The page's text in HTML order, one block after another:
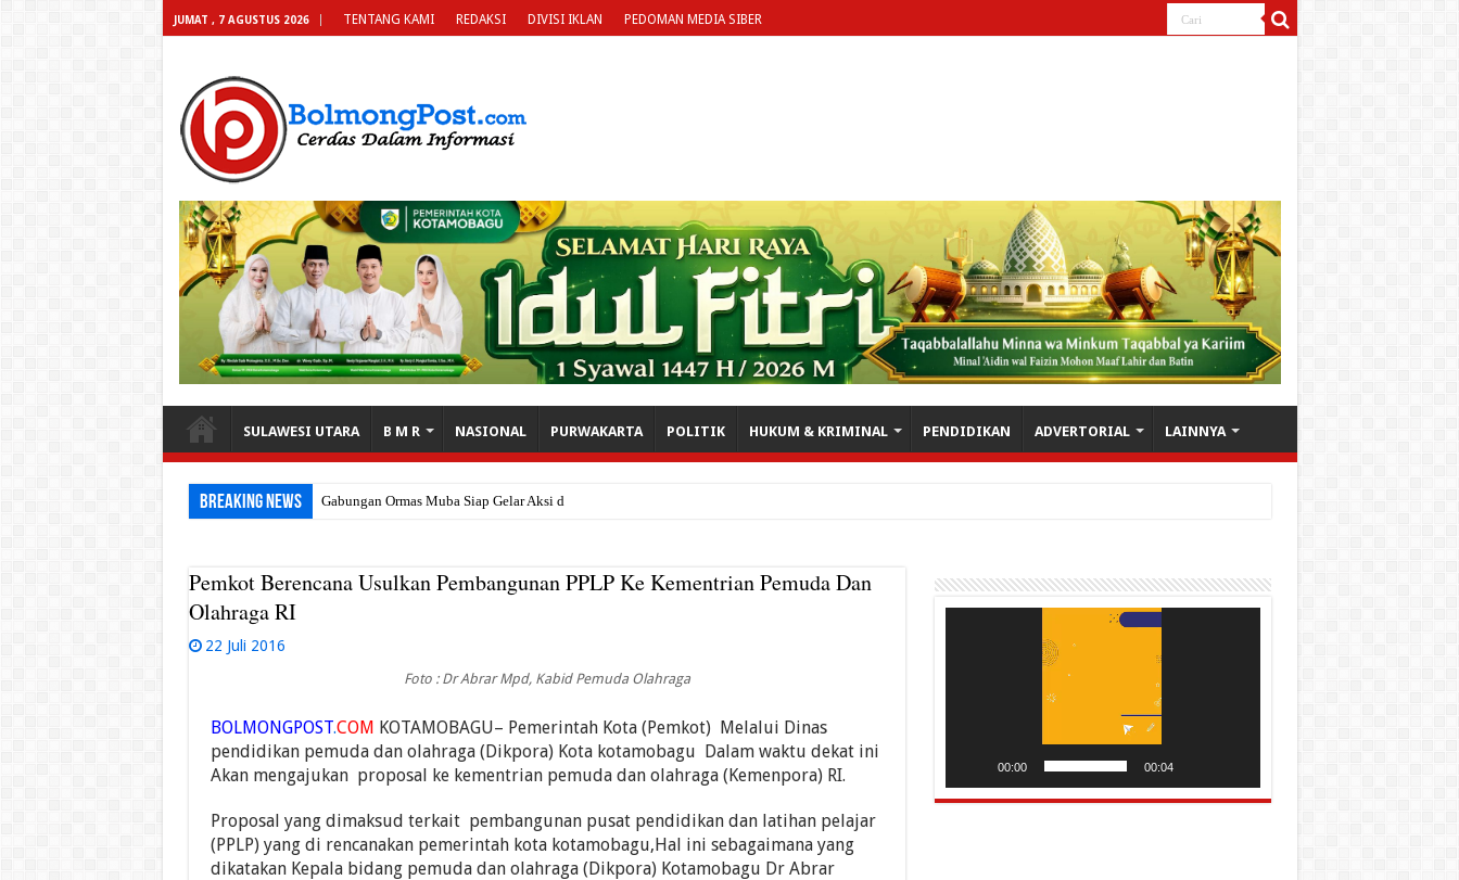
JUMAT , 7 AGUSTUS 2026 TENTANG KAMI REDAKSI DIVISI IKLAN PEDOMAN MEDIA SIBER
SULAWESI UTARA B M R NASIONAL PURWAKARTA POLITIK HUKUM & KRIMINAL PENDIDIKAN ADVERTORIAL LAINNYA
Breaking News Gabungan Ormas Muba Siap Gelar Aksi di Kantor Pemkab, Soroti
Pemkot Berencana Usulkan Pembangunan PPLP Ke Kementrian Pemuda Dan
Olahraga RI
22 Juli 2016
Foto : Dr Abrar Mpd, Kabid Pemuda Olahraga
BOLMONGPOST.COM KOTAMOBAGU– Pemerintah Kota (Pemkot) Melalui Dinas
pendidikan pemuda dan olahraga (Dikpora) Kota kotamobagu Dalam waktu dekat ini
Akan mengajukan proposal ke kementrian pemuda dan olahraga (Kemenpora) RI.
Proposal yang dimaksud terkait pembangunan pusat pendidikan dan latihan pelajar
(PPLP) yang di rencanakan pemerintah kota kotamobagu,Hal ini sebagaimana yang
dikatakan Kepala bidang pemuda dan olahraga (Dikpora) Kotamobagu Dr Abrar
00:00 00:04